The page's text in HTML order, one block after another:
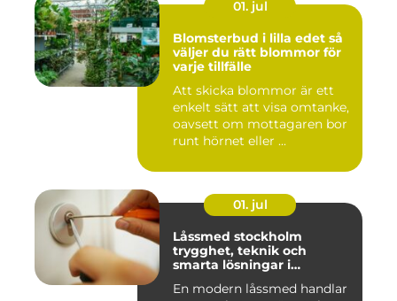
01. jul
Blomsterbud i lilla edet så
väljer du rätt blommor för
varje tillfälle
Att skicka blommor är ett
enkelt sätt att visa omtanke,
oavsett om mottagaren bor
runt hörnet eller ...
01. jul
Låssmed stockholm
trygghet, teknik och
smarta lösningar i
En modern låssmed handlar